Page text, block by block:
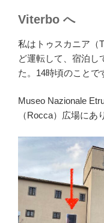
Viterbo へ
私はトゥスカニア（
ど運転して、宿泊し
た。14時頃のことで
Museo Nazionale
（Rocca）広場にあ